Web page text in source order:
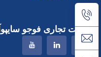
شرکت تجاری فوجو